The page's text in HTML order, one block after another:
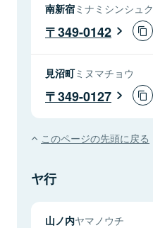
南新宿ミナミシンシュク
349-0142
見沼町ミヌマチョウ
349-0127
このページの先頭に戻る
ヤ行
山ノ内ヤマノウチ